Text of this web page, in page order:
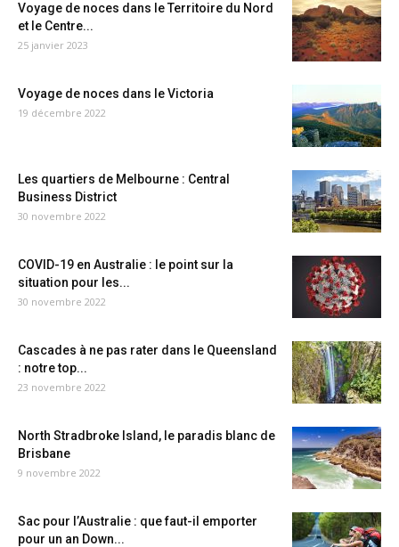
Voyage de noces dans le Territoire du Nord
et le Centre...
25 janvier 2023
Voyage de noces dans le Victoria
19 décembre 2022
Les quartiers de Melbourne : Central
Business District
30 novembre 2022
COVID-19 en Australie : le point sur la
situation pour les...
30 novembre 2022
Cascades à ne pas rater dans le Queensland
: notre top...
23 novembre 2022
North Stradbroke Island, le paradis blanc de
Brisbane
9 novembre 2022
Sac pour l’Australie : que faut-il emporter
pour un an Down...